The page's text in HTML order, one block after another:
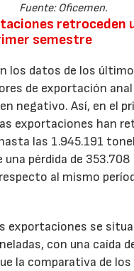
Fuente: Oficemen.
retroceden
semestre
los datos de los
de exportación
negativo. Así, en el
exportaciones han
las 1.945.191
una pérdida de 353.708
al mismo
exportaciones se
con una caída
la comparativa de